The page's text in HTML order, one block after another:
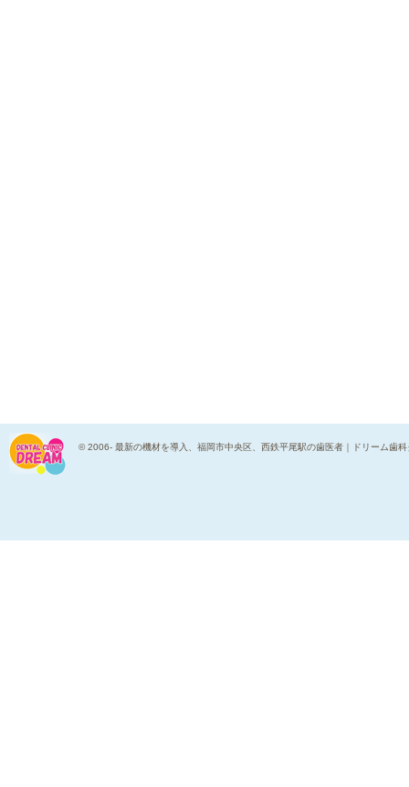
© 2006- 最新の機材を導入、福岡市中央区、西鉄平尾駅の歯医者｜ドリーム歯